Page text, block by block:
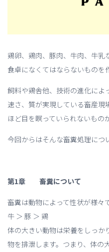
鶏卵、鶏肉、豚肉、牛肉、牛乳
食卓になくてはならないものを
飼料や鶏舎他、技術の進化によ
速さ、質が実現している畜産現
ほど目を瞑っていられないもの
今回からはそんな畜糞処理につ
第1章 畜糞について
畜糞は動物によって性状が様々で
牛 ＞ 豚 ＞ 鶏
体の大きい動物は栄養をしっか
物を排泄します。つまり、体の